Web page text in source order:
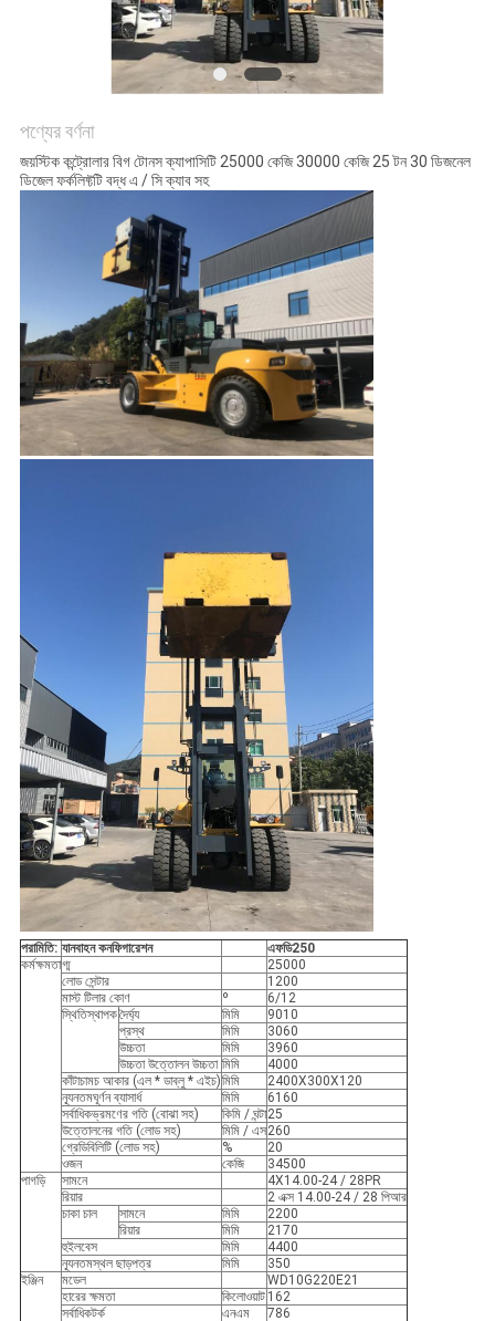
পণ্যের বর্ণনা
জয়স্টিক কন্ট্রোলার বিগ টোনস ক্যাপাসিটি 25000 কেজি 30000 কেজি 25 টন 30 ডিজনেল
ডিজেল ফর্কলিফ্টটি বদ্ধ এ / সি ক্যাব সহ
পরামিতি: যানবাহন কনফিগারেশন এফডি250
কর্মক্ষমতাগ্ম
25000
লোড সেন্টার
1200
মাস্ট টিলার কোণ
º
6/12
স্থিতিস্থাপকদৈর্ঘ্য মিমি
9010
প্রস্থ
মিমি
3060
উচ্চতা
মিমি
3960
উচ্চতা উত্তোলন উচ্চতা মিমি
4000
কাঁটাচামচ আকার (এল * ডাব্লু * এইচ)মিমি
2400X300X120
ন্যূনতমঘূর্ণন ব্যাসার্ধ
মিমি
6160
সর্বাধিকভ্রমণের গতি (বোঝা সহ)
কিমি / ঘন্টা25
উত্তোলনের গতি (লোড সহ)
মিমি / এস260
গ্রেডিবিলিটি (লোড সহ)
%
20
ওজন
কেজি
34500
পাগড়ি
সামনে
4X14.00-24 / 28PR
রিয়ার
2 এক্স 14.00-24 / 28 পিআর
চাকা চাল
সামনে মিমি
2200
রিয়ার
মিমি
2170
হুইলবেস
মিমি
4400
ন্যূনতমস্থল ছাড়পত্র
মিমি
350
ইঞ্জিন
মডেল
WD10G220E21
হারের ক্ষমতা
কিলোওয়াট 162
সর্বাধিকটর্ক
এনএম 786